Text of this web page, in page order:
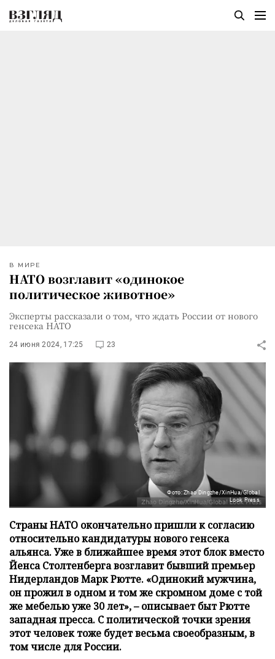
В МИРЕ
НАТО возглавит «одинокое
политическое животное»
Эксперты рассказали о том, что ждать России от нового
генсека НАТО
24 июня 2024, 17:25 23
Фото: Zhao Dingzhe/XinHua/Global
Look Press
Страны НАТО окончательно пришли к согласию
относительно кандидатуры нового генсека
альянса. Уже в ближайшее время этот блок вместо
Йенса Столтенберга возглавит бывший премьер
Нидерландов Марк Рютте. «Одинокий мужчина,
он прожил в одном и том же скромном доме с той
же мебелью уже 30 лет», – описывает быт Рютте
западная пресса. С политической точки зрения
этот человек тоже будет весьма своеобразным, в
том числе для России.